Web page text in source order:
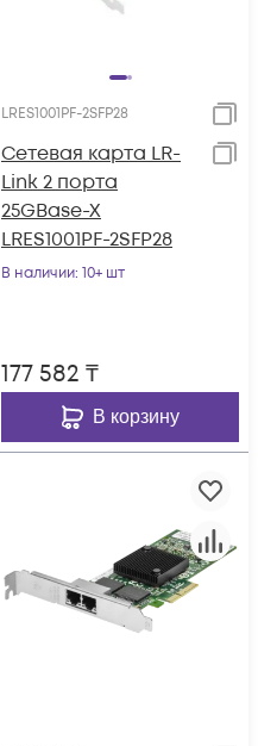
LRES1001PF-2SFP28
Сетевая карта LR-
Link 2 порта
25GBase-X
LRES1001PF-2SFP28
В наличии: 10+ шт
177 582 ₸
В корзину